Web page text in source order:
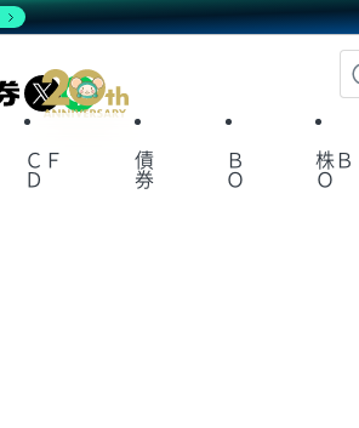
X
ＣＦ
Ｄ
債
券
Ｂ
Ｏ
株Ｂ
Ｏ